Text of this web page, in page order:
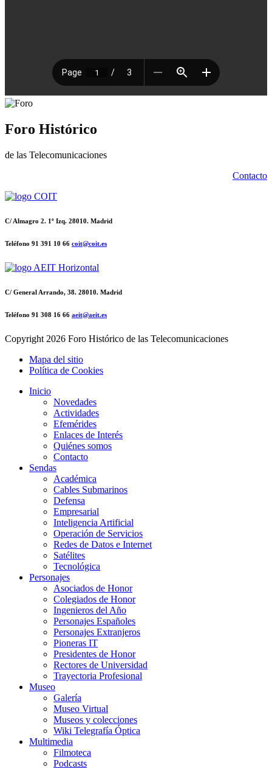
Foro Histórico
de las Telecomunicaciones
Contacto
C/ Almagro 2. 1º Izq. 28010. Madrid
Teléfono 91 391 10 66 coit@coit.es
C/ General Arrando, 38. 28010. Madrid
Teléfono 91 308 16 66 aeit@aeit.es
Copyright 2026 Foro Histórico de las Telecomunicaciones
Mapa del sitio
Política de Cookies
Inicio
Novedades
Actividades
Efemérides
Enlaces de Interés
Quiénes somos
Contacto
Sendas
Académica
Cables Submarinos
Defensa
Empresarial
Inteligencia Artificial
Operación de Servicios
Redes de Datos e Internet
Satélites
Tecnológica
Personajes
Asociados de Honor
Colegiados de Honor
Ingenieros del Año
Personajes Españoles
Personajes Extranjeros
Pioneras IT
Presidentes de Honor
Rectores de Universidad
Trayectoria Profesional
Museo
Galería
Museo Virtual
Museos y colecciones
Wiki Telegrafía Óptica
Multimedia
Filmoteca
Podcasts